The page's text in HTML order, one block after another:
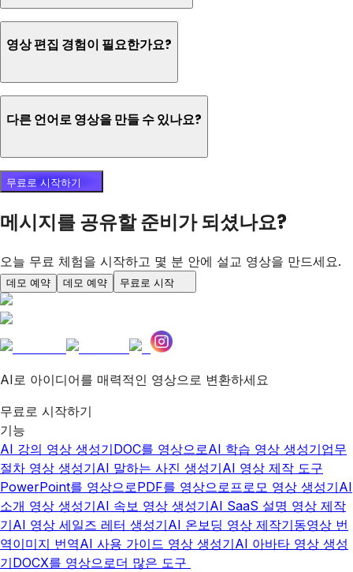
영상 편집 경험이 필요한가요?
다른 언어로 영상을 만들 수 있나요?
무료로 시작하기
메시지를 공유할 준비가 되셨나요?
오늘 무료 체험을 시작하고 몇 분 안에 설교 영상을 만드세요.
데모 예약 데모 예약 무료로 시작
AI로 아이디어를 매력적인 영상으로 변환하세요
무료로 시작하기
기능
AI 강의 영상 생성기DOC를 영상으로AI 학습 영상 생성기업무
절차 영상 생성기AI 말하는 사진 생성기AI 영상 제작 도구
PowerPoint를 영상으로PDF를 영상으로프로모 영상 생성기AI
소개 영상 생성기AI 속보 영상 생성기AI SaaS 설명 영상 제작
기AI 영상 세일즈 레터 생성기AI 온보딩 영상 제작기동영상 번
역이미지 번역AI 사용 가이드 영상 생성기AI 아바타 영상 생성
기DOCX를 영상으로더 많은 도구